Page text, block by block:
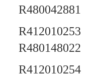
R480042881
R412010253
R480148022
R412010254